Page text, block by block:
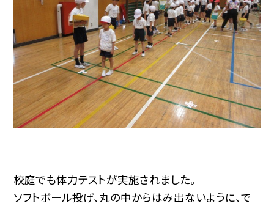
校庭でも体力テストが実施されました。
ソフトボール投げ、丸の中からはみ出ないように、で